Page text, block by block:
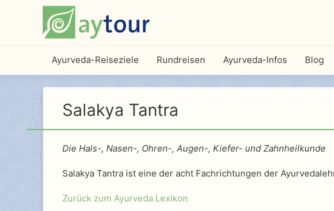
Ayurveda-Reiseziele Rundreisen Ayurveda-Infos Blog
Salakya Tantra
Die Hals-, Nasen-, Ohren-, Augen-, Kiefer- und Zahnheilkunde
Salakya Tantra ist eine der acht Fachrichtungen der
Zurück zum Ayurveda Lexikon